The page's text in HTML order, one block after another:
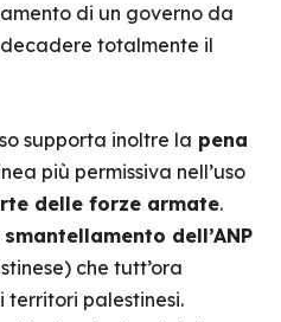
di un governo da
totalmente il
supporta inoltre la pena
più permissiva nell’uso
delle forze armate.
smantellamento dell’ANP
che tutt’ora
territori palestinesi.